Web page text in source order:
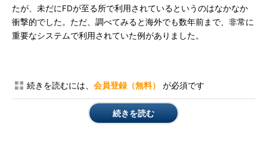
たが、未だにFDが至る所で利用されているというのはなかなか
衝撃的でした。ただ、調べてみると海外でも数年前まで、非常に
重要なシステムで利用されていた例がありました。
続きを読むには、 会員登録（無料） が必須です
続きを読む